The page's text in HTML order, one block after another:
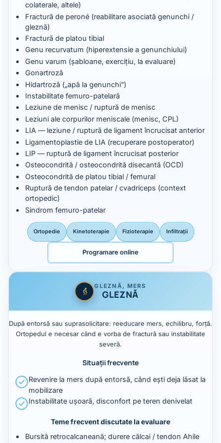
colaterale, altele)
Fractură de peroné (reabilitare asociată genunchi /
gleznă)
Fractură de platou tibial
Genu recurvatum (hiperextensie a genunchiului)
Genu varum (șabloane, exercițiu, la evaluare)
Gonartroză
Hidartroză („apă la genunchi”)
Instabilitate femuro-patelară
Leziune de menisc / ruptură de menisc
Leziuni ale corpurilor meniscale (menisc, CPL)
LIA — leziune / ruptură de ligament încrucisat anterior
Ligamentoplastie de LIA (recuperare postoperator)
LIP — ruptură de ligament încrucisat posterior
Osteocondrită / osteocondrită disecantă (OCD)
Osteocondrită de platou tibial / femural
Ruptură de tendon patelar / cvadriceps (context
ortopedic)
Sindrom femuro-patelar
Ortopedie Kinetoterapie Fizioterapie Infiltrații
Programare online
GLEZNĂ, MERS
GLEZNĂ
După entorsă sau suprasolicitare: reeducare mers, echilibru, forță.
Ortopedul e necesar când e vorba de fractură sau instabilitate
severă.
Situații frecvente
Revenire la mers după entorsă, când ești deja lăsat la
mobilizare
Instabilitate ușoară, disconfort pe teren denivelat
Teme frecvent discutate la evaluare
Bursită retrocalcaneană; durere călcai / tendon Ahile